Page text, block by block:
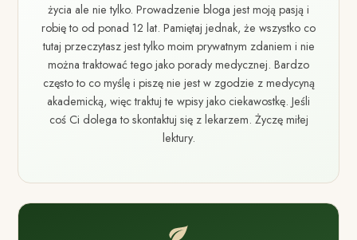
życia ale nie tylko. Prowadzenie bloga jest moją pasją i
robię to od ponad 12 lat. Pamiętaj jednak, że wszystko co
tutaj przeczytasz jest tylko moim prywatnym zdaniem i nie
można traktować tego jako porady medycznej. Bardzo
często to co myślę i piszę nie jest w zgodzie z medycyną
akademicką, więc traktuj te wpisy jako ciekawostkę. Jeśli
coś Ci dolega to skontaktuj się z lekarzem. Życzę miłej
lektury.